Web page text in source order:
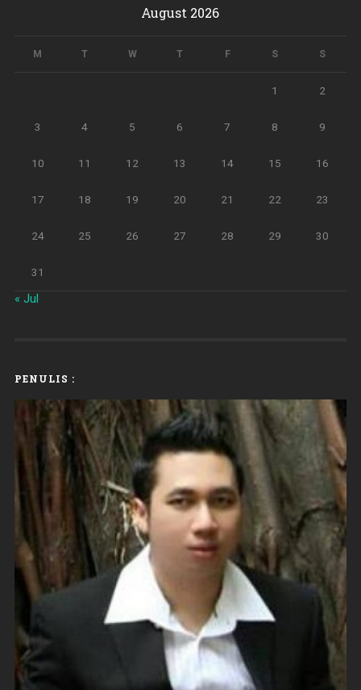
August 2026
M T W T F S S
1 2
3 4 5 6 7 8 9
10 11 12 13 14 15 16
17 18 19 20 21 22 23
24 25 26 27 28 29 30
31
« Jul
PENULIS :